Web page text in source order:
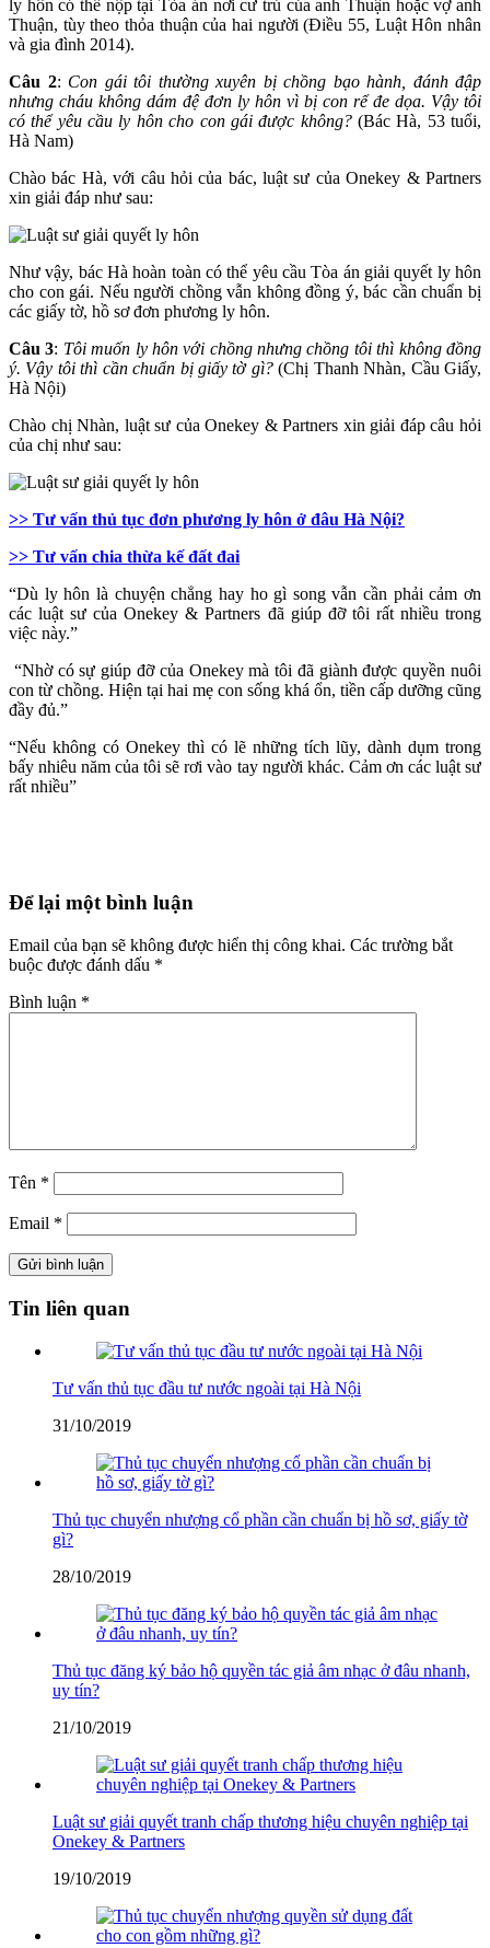
ly hôn có thể nộp tại Tòa án nơi cư trú của anh Thuận hoặc vợ anh
Thuận, tùy theo thỏa thuận của hai người (Điều 55, Luật Hôn nhân
và gia đình 2014).
Câu 2: Con gái tôi thường xuyên bị chồng bạo hành, đánh đập
nhưng cháu không dám đệ đơn ly hôn vì bị con rể đe dọa. Vậy tôi
có thể yêu cầu ly hôn cho con gái được không?(Bác Hà, 53 tuổi,
Hà Nam)
Chào bác Hà, với câu hỏi của bác, luật sư của Onekey & Partners
xin giải đáp như sau:
Như vậy, bác Hà hoàn toàn có thể yêu cầu Tòa án giải quyết ly hôn
cho con gái. Nếu người chồng vẫn không đồng ý, bác cần chuẩn bị
các giấy tờ, hồ sơ đơn phương ly hôn.
Câu 3: Tôi muốn ly hôn với chồng nhưng chồng tôi thì không đồng
ý. Vậy tôi thì cần chuẩn bị giấy tờ gì?(Chị Thanh Nhàn, Cầu Giấy,
Hà Nội)
Chào chị Nhàn, luật sư của Onekey & Partners xin giải đáp câu hỏi
của chị như sau:
>> Tư vấn thủ tục đơn phương ly hôn ở đâu Hà Nội?
>> Tư vấn chia thừa kế đất đai
“Dù ly hôn là chuyện chẳng hay ho gì song vẫn cần phải cảm ơn
các luật sư của Onekey & Partners đã giúp đỡ tôi rất nhiều trong
việc này.”
“Nhờ có sự giúp đỡ của Onekey mà tôi đã giành được quyền nuôi
con từ chồng. Hiện tại hai mẹ con sống khá ổn, tiền cấp dưỡng cũng
đầy đủ.”
“Nếu không có Onekey thì có lẽ những tích lũy, dành dụm trong
bấy nhiêu năm của tôi sẽ rơi vào tay người khác. Cảm ơn các luật sư
rất nhiều”
Để lại một bình luận
Email của bạn sẽ không được hiển thị công khai. Các trường bắt
buộc được đánh dấu *
Bình luận *
Tên *
Email *
Tin liên quan
Tư vấn thủ tục đầu tư nước ngoài tại Hà Nội
31/10/2019
Thủ tục chuyển nhượng cổ phần cần chuẩn bị hồ sơ, giấy tờ
gì?
28/10/2019
Thủ tục đăng ký bảo hộ quyền tác giả âm nhạc ở đâu nhanh,
uy tín?
21/10/2019
Luật sư giải quyết tranh chấp thương hiệu chuyên nghiệp tại
Onekey & Partners
19/10/2019